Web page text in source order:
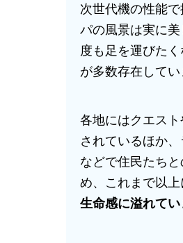
次世代機の性能
パの風景は実に
度も足を運びた
が多数存在してい
各地にはクエス
されているほか
などで住民たち
め、これまで以上
生命感に溢れて